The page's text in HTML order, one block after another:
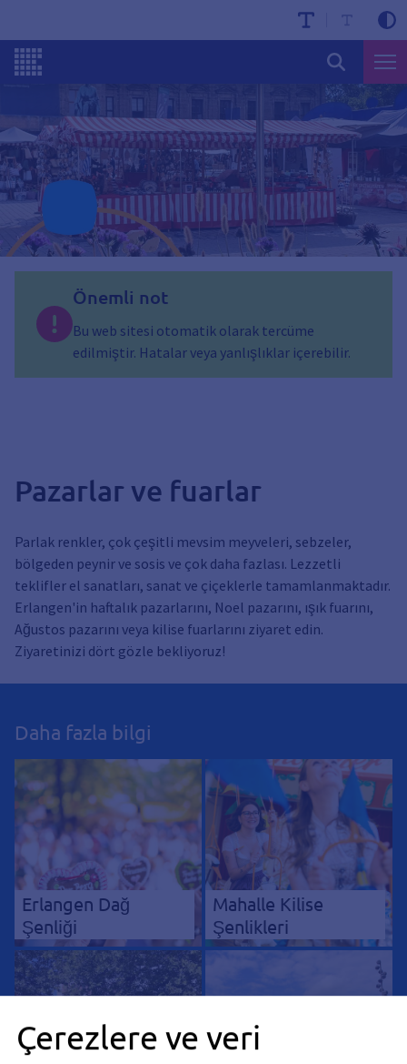
Önemli not
Bu web sitesi otomatik olarak tercüme
edilmiştir. Hatalar veya yanlışlıklar içerebilir.
Pazarlar ve fuarlar
Parlak renkler, çok çeşitli mevsim meyveleri, sebzeler,
bölgeden peynir ve sosis ve çok daha fazlası. Lezzetli
teklifler el sanatları, sanat ve çiçeklerle tamamlanmaktadır.
Erlangen'in haftalık pazarlarını, Noel pazarını, ışık fuarını,
Ağustos pazarını veya kilise fuarlarını ziyaret edin.
Ziyaretinizi dört gözle bekliyoruz!
Daha fazla bilgi
Erlangen Dağ
Şenliği
Mahalle Kilise
Şenlikleri
Çerezlere ve veri